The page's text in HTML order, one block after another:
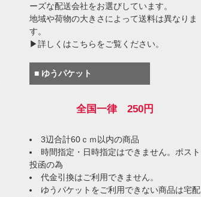
ーズな配送会社をお選びしています。
地域や荷物の大きさによって送料は異なりま
す。
▶詳しくはこちらをご覧ください。
■ ゆうパケット
全国一律 250円
3辺合計60ｃｍ以内の商品
時間指定・日時指定はできません。ポスト
投函の為
代金引換はご利用できません。
ゆうパケットをご利用できない商品は宅配